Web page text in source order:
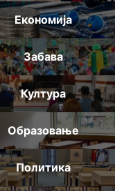
Економија
Забава
Култура
Образовање
Политика